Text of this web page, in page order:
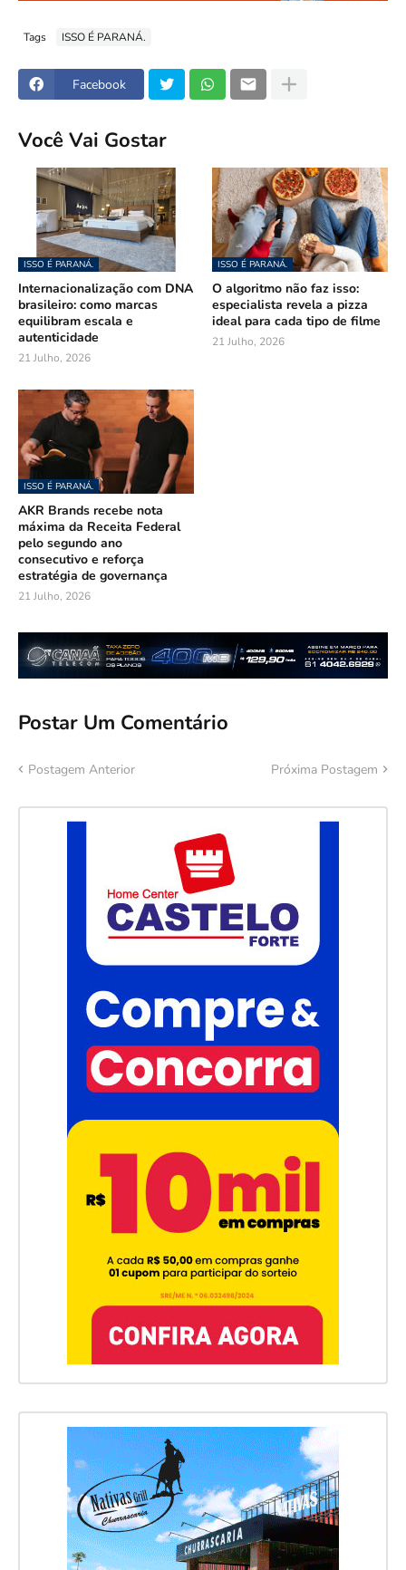
Tags ISSO É PARANÁ.
Facebook
Você Vai Gostar
ISSO É PARANÁ.
Internacionalização com DNA
brasileiro: como marcas
equilibram escala e
autenticidade
21 Julho, 2026
ISSO É PARANÁ.
O algoritmo não faz isso:
especialista revela a pizza
ideal para cada tipo de filme
21 Julho, 2026
ISSO É PARANÁ.
AKR Brands recebe nota
máxima da Receita Federal
pelo segundo ano
consecutivo e reforça
estratégia de governança
21 Julho, 2026
Postar Um Comentário
Postagem Anterior Próxima Postagem